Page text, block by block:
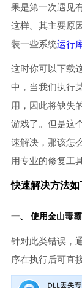
果是第一次遇见
这样。其主要原
装一些系统运行
这时你可以下载
中，当我们执行
用，因此将缺失
游戏了。但是这
速解决，那该怎
用专业的修复工
快速解决方法如
一、 使用金山毒霸
针对此类错误，
序在执行后可直